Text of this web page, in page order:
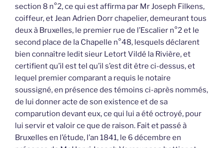
section 8 n°2, ce qui est affirma par Mr Joseph Filkens,
coiffeur, et Jean Adrien Dorr chapelier, demeurant tous
deux à Bruxelles, le premier rue de l’Escalier n°2 et le
second place de la Chapelle n°48, lesquels déclarent
bien connaître ledit sieur Letort Vildé la Rivière, et
certifient qu’il est tel qu’il s’est dit être ci-dessus, et
lequel premier comparant a requis le notaire
soussigné, en présence des témoins ci-après nommés,
de lui donner acte de son existence et de sa
comparution devant eux, ce qui lui a été octroyé, pour
lui servir et valoir ce que de raison. Fait et passé à
Bruxelles en l’étude, l’an 1841, le 6 décembre en